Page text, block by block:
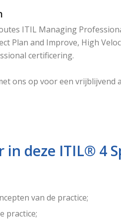
ITIL Managing
Plan and Improve, High
certificering.
ons op voor een vrijblijvend
in deze ITIL® 4
van de practice;
practice;